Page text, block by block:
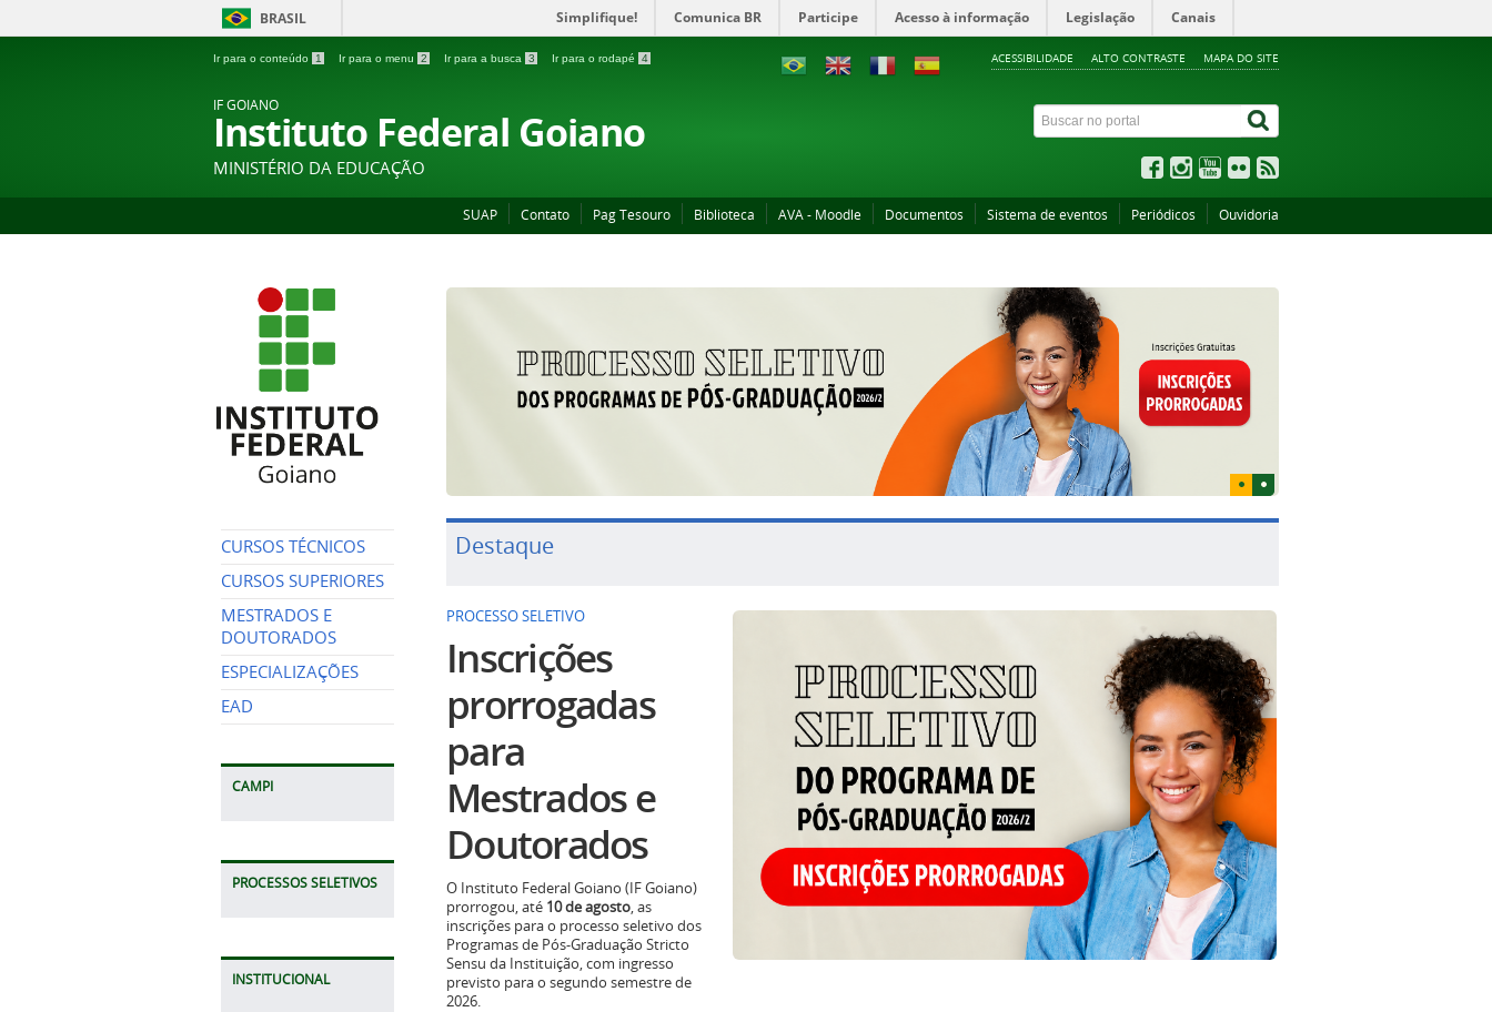
BRASIL Simplifique! Comunica BR Participe Acesso à informação Legislação Canais
Ir para o conteúdo 1 Ir para o menu 2 Ir para a busca 3 Ir para o rodapé 4 ACESSIBILIDADE ALTO CONTRASTE MAPA DO SITE
IF GOIANO
Instituto Federal Goiano
MINISTÉRIO DA EDUCAÇÃO
SUAP Contato Pag Tesouro Biblioteca AVA - Moodle Documentos Sistema de eventos Periódicos Ouvidoria
CURSOS TÉCNICOS
CURSOS SUPERIORES
MESTRADOS E
DOUTORADOS
ESPECIALIZAÇÕES
EAD
CAMPI
PROCESSOS SELETIVOS
INSTITUCIONAL
Destaque
PROCESSO SELETIVO
Inscrições
prorrogadas
para
Mestrados e
Doutorados
O Instituto Federal Goiano (IF Goiano)
prorrogou, até 10 de agosto, as
inscrições para o processo seletivo dos
Programas de Pós-Graduação Stricto
Sensu da Instituição, com ingresso
previsto para o segundo semestre de
2026.